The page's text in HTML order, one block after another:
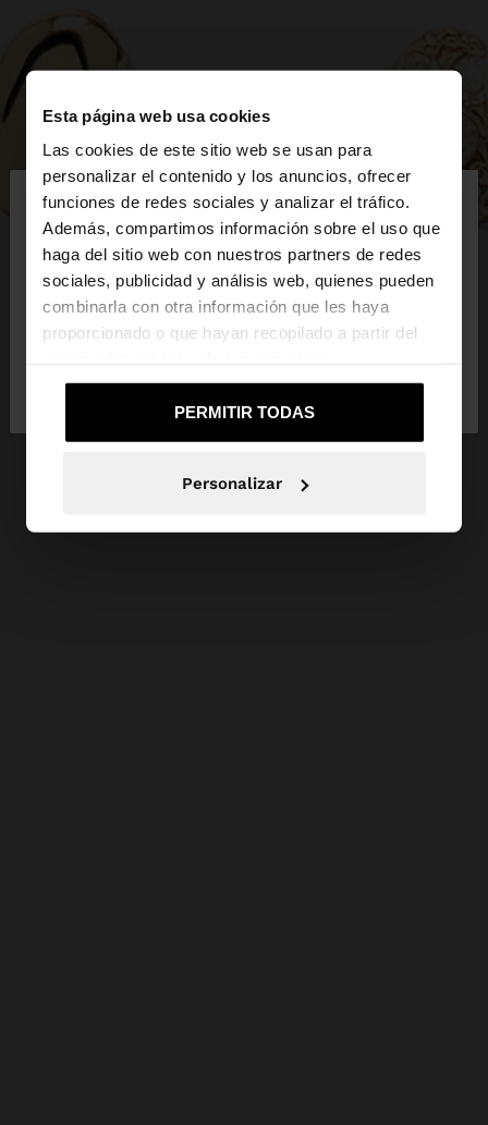
Esta página web usa cookies
Las cookies de este sitio web se usan para
personalizar el contenido y los anuncios, ofrecer
funciones de redes sociales y analizar el tráfico.
Además, compartimos información sobre el uso que
haga del sitio web con nuestros partners de redes
sociales, publicidad y análisis web, quienes pueden
combinarla con otra información que les haya
proporcionado o que hayan recopilado a partir del
PERMITIR TODAS
Personalizar
hola
Estás accediendo a la web de España. ¿Quieres ir a
la web de United States?